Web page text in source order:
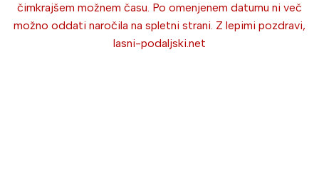
čimkrajšem možnem času. Po omenjenem datumu ni več
možno oddati naročila na spletni strani. Z lepimi pozdravi,
lasni-podaljski.net